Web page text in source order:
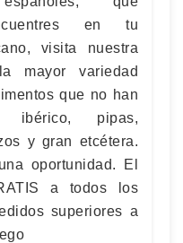
en tu
visita nuestra
mayor variedad
que no han
ibérico, pipas,
y gran etcétera.
oportunidad. El
a todos los
superiores a